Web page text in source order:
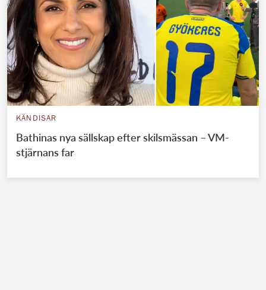
KÄNDISAR
Bathinas nya sällskap efter skilsmässan – VM-
stjärnans far